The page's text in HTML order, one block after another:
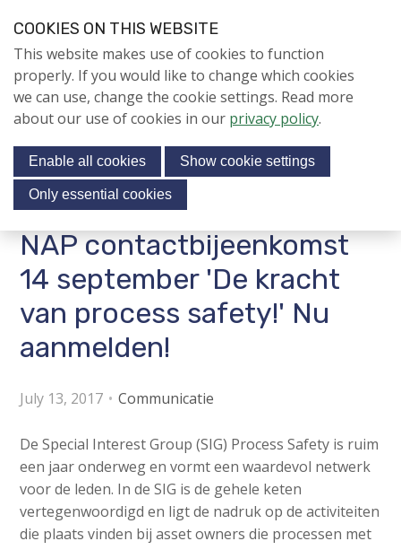
J
u
m
p
t
o
n
v
g
a
t
i
o
Contact
d
i
p
a
Menu
NAP contactbijeenkomst
14 september 'De kracht
van process safety!' Nu
aanmelden!
July 13, 2017 Communicatie
De Special Interest Group (SIG) Process Safety is ruim
een jaar onderweg en vormt een waardevol netwerk
voor de leden. In de SIG is de gehele keten
vertegenwoordigd en ligt de nadruk op de activiteiten
die plaats vinden bij asset owners die processen met
NIEUWS
NAPNIEUWS
Aanmelden voor de
nieuwsbrief
NIEUWSARCHIEF
Jubileumjaar
ACTIVITEITEN
KENNIS
About us
Search
COOKIES ON THIS WEBSITE
This website makes use of cookies to function
properly. If you would like to change which cookies
we can use, change the cookie settings. Read more
about our use of cookies in our privacy policy.
Enable all cookies Show cookie settings
Only essential cookies